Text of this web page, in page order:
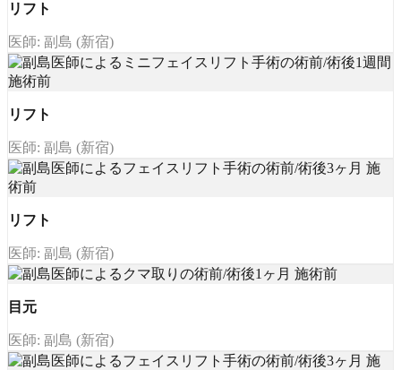
リフト
医師: 副島 (新宿)
リフト
医師: 副島 (新宿)
リフト
医師: 副島 (新宿)
目元
医師: 副島 (新宿)